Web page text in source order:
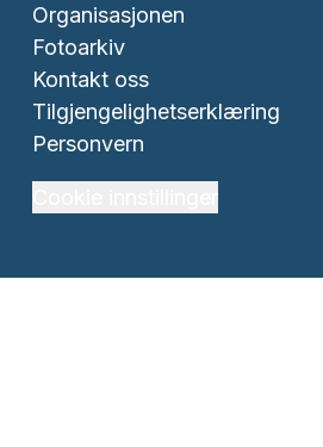
Organisasjonen
Fotoarkiv
Kontakt oss
Tilgjengelighetserklæring
Personvern